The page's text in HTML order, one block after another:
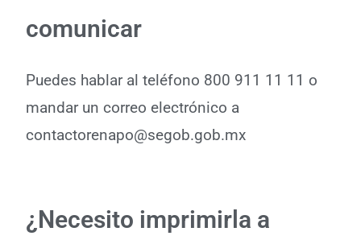
comunicar
Puedes hablar al teléfono 800 911 11 11 o
mandar un correo electrónico a
contactorenapo@segob.gob.mx
¿Necesito imprimirla a